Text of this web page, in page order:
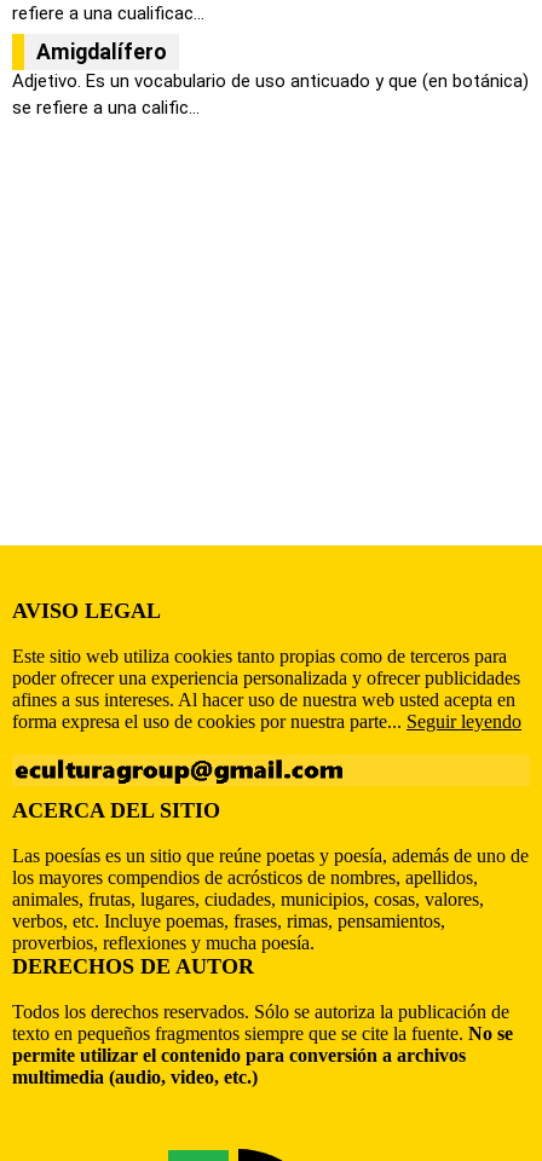
refiere a una cualificac...
Amigdalífero
Adjetivo. Es un vocabulario de uso anticuado y que (en botánica)
se refiere a una calific...
AVISO LEGAL
Este sitio web utiliza cookies tanto propias como de terceros para
poder ofrecer una experiencia personalizada y ofrecer publicidades
afines a sus intereses. Al hacer uso de nuestra web usted acepta en
forma expresa el uso de cookies por nuestra parte... Seguir leyendo
ACERCA DEL SITIO
Las poesías es un sitio que reúne poetas y poesía, además de uno de
los mayores compendios de acrósticos de nombres, apellidos,
animales, frutas, lugares, ciudades, municipios, cosas, valores,
verbos, etc. Incluye poemas, frases, rimas, pensamientos,
proverbios, reflexiones y mucha poesía.
DERECHOS DE AUTOR
Todos los derechos reservados. Sólo se autoriza la publicación de
texto en pequeños fragmentos siempre que se cite la fuente. No se
permite utilizar el contenido para conversión a archivos
multimedia (audio, video, etc.)